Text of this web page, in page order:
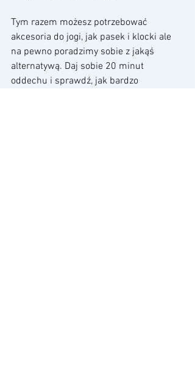
Tym razem możesz potrzebować
akcesoria do jogi, jak pasek i klocki ale
na pewno poradzimy sobie z jakąś
alternatywą. Daj sobie 20 minut
oddechu i sprawdź, jak bardzo